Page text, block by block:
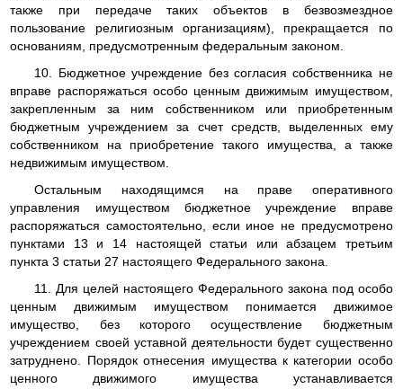
также при передаче таких объектов в безвозмездное
пользование религиозным организациям), прекращается по
основаниям, предусмотренным федеральным законом.
10. Бюджетное учреждение без согласия собственника не
вправе распоряжаться особо ценным движимым имуществом,
закрепленным за ним собственником или приобретенным
бюджетным учреждением за счет средств, выделенных ему
собственником на приобретение такого имущества, а также
недвижимым имуществом.
Остальным находящимся на праве оперативного
управления имуществом бюджетное учреждение вправе
распоряжаться самостоятельно, если иное не предусмотрено
пунктами 13 и 14 настоящей статьи или абзацем третьим
пункта 3 статьи 27 настоящего Федерального закона.
11. Для целей настоящего Федерального закона под особо
ценным движимым имуществом понимается движимое
имущество, без которого осуществление бюджетным
учреждением своей уставной деятельности будет существенно
затруднено. Порядок отнесения имущества к категории особо
ценного движимого имущества устанавливается